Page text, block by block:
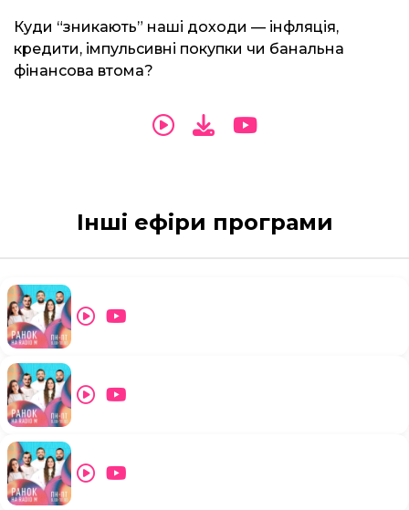
Куди “зникають” наші доходи — інфляція,
кредити, імпульсивні покупки чи банальна
фінансова втома?
Інші ефіри програми